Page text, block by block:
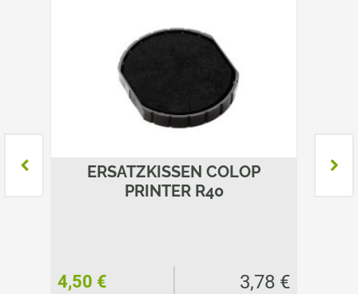
ERSATZKISSEN COLOP
PRINTER R40
4,50 € 3,78 €